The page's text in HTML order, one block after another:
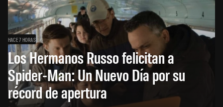
HACE 7 HORAS
Los Hermanos Russo felicitan a
Spider-Man: Un Nuevo Día por su
récord de apertura